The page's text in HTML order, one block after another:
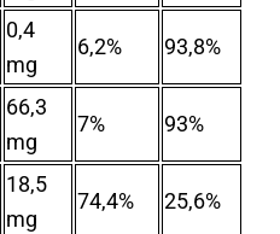
0,4
mg
6,2% 93,8%
66,3
mg
7% 93%
18,5
mg
74,4% 25,6%